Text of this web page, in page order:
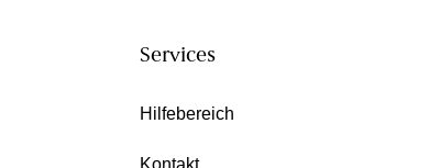
Services
Hilfebereich